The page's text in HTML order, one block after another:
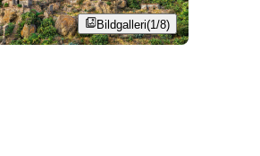
Bildgalleri(1/8)